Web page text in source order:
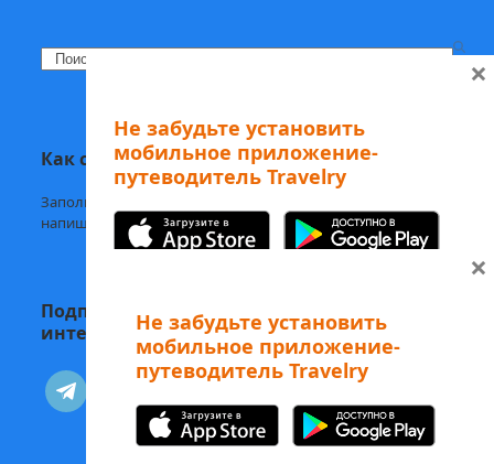
Search
Как с нами связаться
Заполните
напишите нам в Telegramили на welcome@mytravelry.com
Подписывайтесь на Travelry — с нами
интересно и полезно!
telegram vkontakte
Не забудьте установить
мобильное приложение-
путеводитель Travelry
А еще наши аудиоэкскурсии
Изучайте Рим с
×
Не забудьте установить
мобильное приложение-
путеводитель Travelry
×